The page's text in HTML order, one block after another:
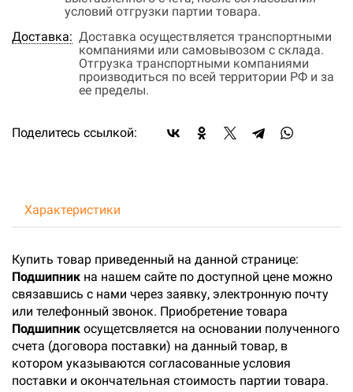
условий отгрузки партии товара.
Доставка: Доставка осуществляется транспортными
компаниями или самовывозом с склада.
Отгрузка транспортными компаниями
производиться по всей территории РФ и за
ее пределы.
Поделитесь ссылкой:
Характеристики
Купить товар приведенный на данной странице:
Подшипник на нашем сайте по доступной цене можно
связавшись с нами через заявку, электронную почту
или телефонный звонок. Приобретение товара
Подшипник осущетсвляется на основании полученного
счета (договора поставки) на данный товар, в
котором указываются согласованные условия
поставки и окончательная стоимость партии товара.